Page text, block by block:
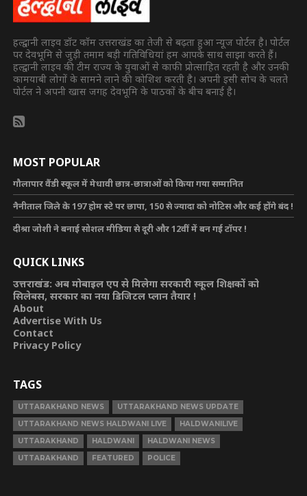
हल्द्वानी लाइव डॉट कॉम उत्तराखंड का तेजी से बढ़ता हुआ न्यूज पोर्टल है। पोर्टल
पर देवभूमि से जुड़ी तमाम बड़ी गतिविधियां हम आपके साथ साझा करते हैं।
हल्द्वानी लाइव की टीम राज्य के युवाओं से काफी प्रोत्साहित रहती है और उनकी
कामयाबी लोगों के सामने लाने की कोशिश करती है। अपनी इसी सोच के चलते
पोर्टल ने अपनी खास जगह देवभूमि के पाठकों के बीच बनाई है।
MOST POPULAR
गौलापार वैंडी स्कूल में मेधावी छात्र-छात्राओं को किया गया सम्मानित
नैनीताल जिले के 197 होम स्टे पर छापा, 150 से ज्यादा को नोटिस और कई होंगे बंद !
दीश्रा जोशी ने बनाई सोशल मीडिया से दूरी और 12वीं में बन गई टॉपर !
QUICK LINKS
उत्तराखंड: अब मोबाइल एप से मिलेगा सरकारी स्कूल शिक्षकों को
सिलेबस, सरकार का नया डिजिटल प्लान तैयार !
About
Advertise With Us
Contact
Privacy Policy
TAGS
UTTARAKHAND NEWS
UTTARAKHAND NEWS UPDATE
UTTARAKHAND NEWS HALDWANI LIVE
HALDWANILIVE
UTTARAKHAND
HALDWANI
HALDWANI NEWS
UTTARAKHAND
FEATURED POLICE